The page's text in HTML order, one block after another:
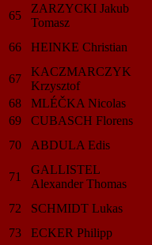
65
ZARZYCKI Jakub
Tomasz
66 HEINKE Christian
67
KACZMARCZYK
Krzysztof
68
MLÉČKA Nicolas
69
CUBASCH Florens
70
ABDULA Edis
71
GALLISTEL
Alexander Thomas
72 SCHMIDT Lukas
73
ECKER Philipp